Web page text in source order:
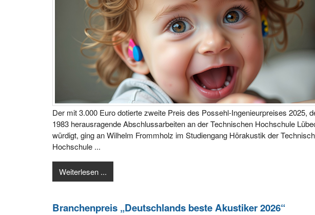
Der mit 3.000 Euro dotierte zweite Preis des Possehl-Ingenieurpreises 2025,
1983 herausragende Abschlussarbeiten an der Technischen Hochschule
würdigt, ging an Wilhelm Frommholz im Studiengang Hörakustik der
Hochschule ...
Weiterlesen ...
Branchenpreis „Deutschlands beste Akustiker 2026“